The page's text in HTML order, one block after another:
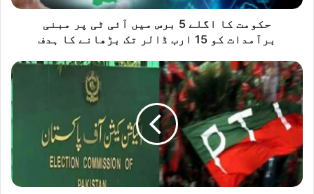
گ
ب
ر
س
م
ی
ں
آ
ی
حکومت کا اگلے 5 برس میں آئی ٹی پر مبنی
برآمدات کو 15 ارب ڈالر تک بڑھانے کا ہدف
ا
ن
ٹ
ر
ا
پ
ا
ٹ